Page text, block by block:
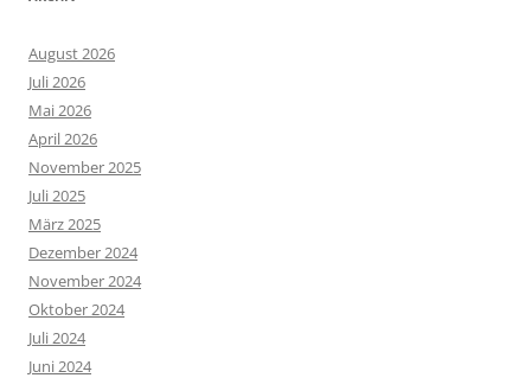
August 2026
Juli 2026
Mai 2026
April 2026
November 2025
Juli 2025
März 2025
Dezember 2024
November 2024
Oktober 2024
Juli 2024
Juni 2024